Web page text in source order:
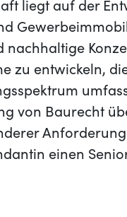
liegt auf der
nachhaltige
zu entwickeln,
von Baurecht
einen